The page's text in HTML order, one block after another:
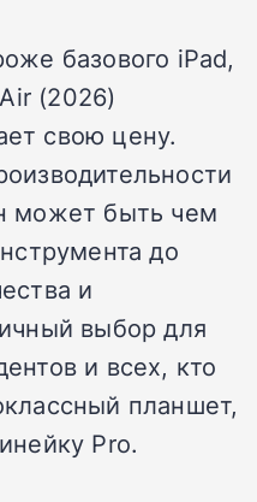
базового iPad,
(2026)
свою цену.
может быть чем
до
и
выбор для
и всех, кто
планшет,
Pro.